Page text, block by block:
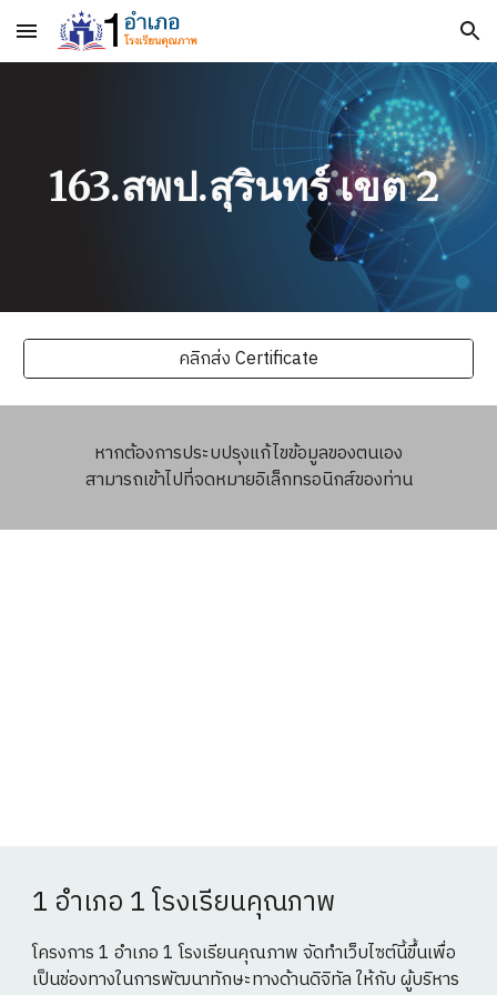
Skip to main content Skip to navigation
163.สพป.สุรินทร์ เขต 2
คลิกส่ง Certificate
หากต้องการประบปรุงแก้ไขข้อมูลของตนเอง
สามารถเข้าไปที่จดหมายอิเล็กทรอนิกส์ของท่าน
1 อำเภอ 1 โรงเรียนคุณภาพ
โครงการ 1 อำเภอ 1 โรงเรียนคุณภาพ จัดทำเว็บไซต์นี้ขึ้นเพื่อ
เป็นช่องทางในการพัฒนาทักษะทางด้านดิจิทัล ให้กับ ผู้บริหาร